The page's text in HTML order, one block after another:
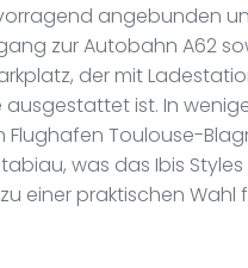
angebunden
zur Autobahn A62
der mit
ausgestattet ist. In
Flughafen Toulouse-
was das Ibis
einer praktischen Wahl